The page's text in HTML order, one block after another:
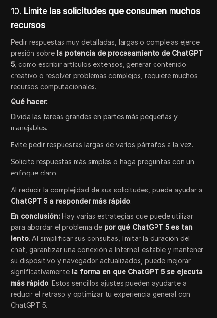
10. Limite las solicitudes que consumen muchos
recursos
Pedir respuestas muy detalladas, largas o complejas ejerce
presión sobre la potencia de procesamiento de ChatGPT
5 , como escribir artículos extensos, generar contenido
creativo o resolver problemas complejos, requiere muchos
recursos computacionales.
Qué hacer:
Divida las tareas grandes en partes más pequeñas y
manejables.
Evite pedir respuestas largas de varios párrafos a la vez.
Solicite respuestas más simples o haga preguntas con un
enfoque claro.
Al reducir la complejidad de sus solicitudes, puede ayudar a
ChatGPT 5 a responder más rápido.
En conclusión:Hay varias estrategias que puede utilizar
para abordar el problema de por qué ChatGPT 5 es tan
lento. Al simplificar sus consultas, limitar la duración del
chat, garantizar una conexión a Internet estable y mantener
su dispositivo y navegador actualizados, puede mejorar
significativamente la forma en que ChatGPT 5 se ejecuta
más rápido. Estos sencillos ajustes pueden ayudarte a
reducir el retraso y optimizar tu experiencia general con
ChatGPT 5.